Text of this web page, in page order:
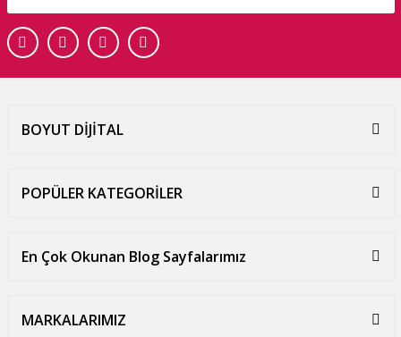
BOYUT DİJİTAL
POPÜLER KATEGORİLER
En Çok Okunan Blog Sayfalarımız
MARKALARIMIZ